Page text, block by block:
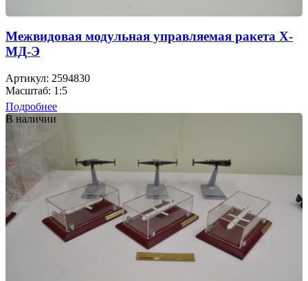
Межвидовая модульная управляемая ракета Х-
МД-Э
Артикул: 2594830
Масштаб: 1:5
Подробнее
В наличии